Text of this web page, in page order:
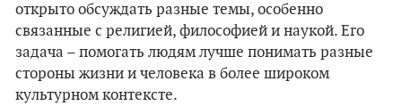
открыто обсуждать разные темы, особенно
связанные с религией, философией и наукой. Его
задача – помогать людям лучше понимать разные
стороны жизни и человека в более широком
культурном контексте.